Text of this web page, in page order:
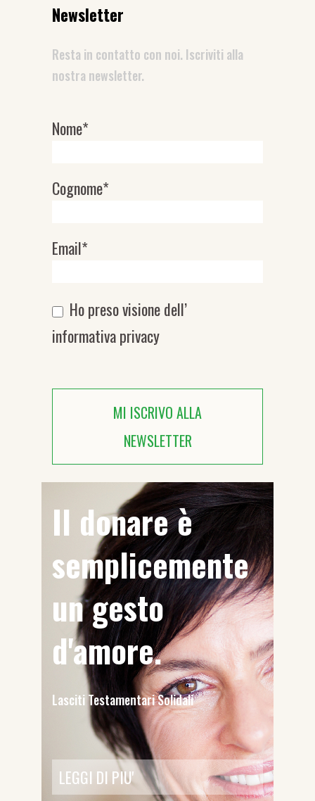
Newsletter
Resta in contatto con noi. Iscriviti alla
nostra newsletter.
Newsletter
Nome*
Cognome*
Email*
Ho preso visione dell’
informativa privacy
MI ISCRIVO ALLA
NEWSLETTER
Il donare è
semplicemente
un gesto
d'amore.
Lasciti Testamentari Solidali
LEGGI DI PIU'